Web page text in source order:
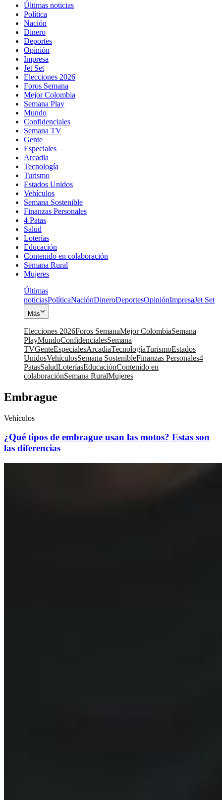
Últimas noticias
Política
Nación
Dinero
Deportes
Opinión
Impresa
Jet Set
Elecciones 2026
Foros Semana
Mejor Colombia
Semana Play
Mundo
Confidenciales
Semana TV
Gente
Especiales
Arcadia
Tecnología
Turismo
Estados Unidos
Vehículos
Semana Sostenible
Finanzas Personales
4 Patas
Salud
Loterías
Educación
Contenido en colaboración
Semana Rural
Mujeres
Últimas
noticiasPolíticaNaciónDineroDeportesOpiniónImpresaJet Set
Más
Elecciones 2026Foros SemanaMejor ColombiaSemana
PlayMundoConfidencialesSemana
TVGenteEspecialesArcadiaTecnologíaTurismoEstados
UnidosVehículosSemana SostenibleFinanzas Personales4
PatasSaludLoteríasEducaciónContenido en
colaboraciónSemana RuralMujeres
Embrague
Vehículos
¿Qué tipos de embrague usan las motos? Estas son
las diferencias